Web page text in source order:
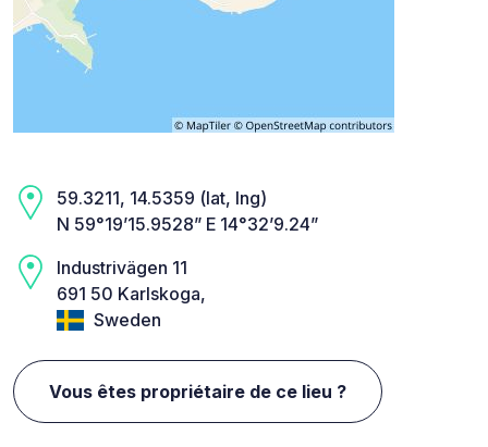
59.3211, 14.5359 (lat, lng)
N 59°19’15.9528” E 14°32’9.24”
Industrivägen 11
691 50 Karlskoga,
Sweden
Vous êtes propriétaire de ce lieu ?